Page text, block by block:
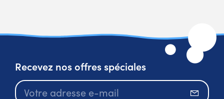
Recevez nos offres spéciales